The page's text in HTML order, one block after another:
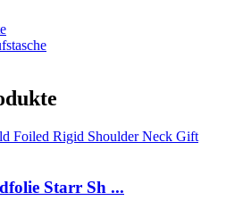
Starr Sh ...